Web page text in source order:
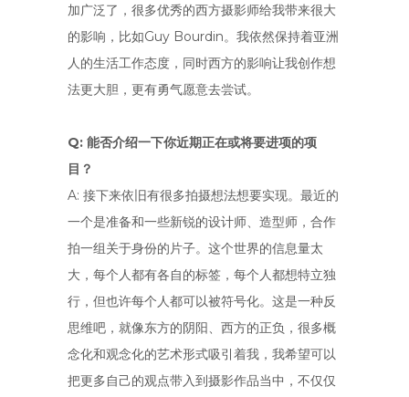
加广泛了，很多优秀的西方摄影师给我带来很大
的影响，比如Guy Bourdin。我依然保持着亚洲
人的生活工作态度，同时西方的影响让我创作想
法更大胆，更有勇气愿意去尝试。
Q: 能否介绍一下你近期正在或将要进项的项
目？
A: 接下来依旧有很多拍摄想法想要实现。最近的
一个是准备和一些新锐的设计师、造型师，合作
拍一组关于身份的片子。这个世界的信息量太
大，每个人都有各自的标签，每个人都想特立独
行，但也许每个人都可以被符号化。这是一种反
思维吧，就像东方的阴阳、西方的正负，很多概
念化和观念化的艺术形式吸引着我，我希望可以
把更多自己的观点带入到摄影作品当中，不仅仅